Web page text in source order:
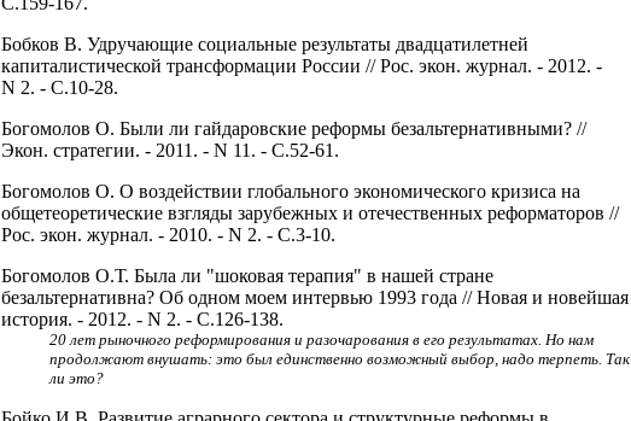
Бобков В. Удручающие социальные результаты двадцатилетней
капиталистической трансформации России // Рос. экон. журнал. - 2012. -
N 2. - С.10-28.
Богомолов О. Были ли гайдаровские реформы безальтернативными? //
Экон. стратегии. - 2011. - N 11. - С.52-61.
Богомолов О. О воздействии глобального экономического кризиса на
общетеоретические взгляды зарубежных и отечественных реформаторов //
Рос. экон. журнал. - 2010. - N 2. - С.3-10.
Богомолов О.Т. Была ли "шоковая терапия" в нашей стране
безальтернативна? Об одном моем интервью 1993 года // Новая и новейшая
история. - 2012. - N 2. - С.126-138.
20 лет рыночного реформирования и разочарования в его результатах. Но нам
продолжают внушать: это был единственно возможный выбор, надо терпеть. Так
ли это?